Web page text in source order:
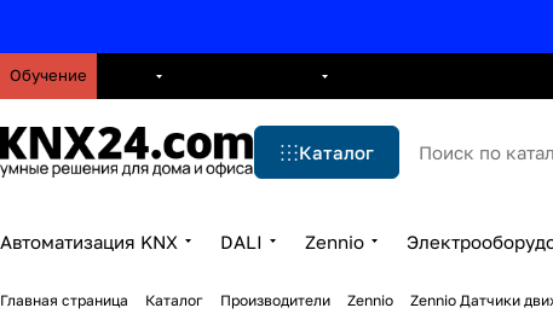
Обучение
Каталог
Автоматизация KNX DALI Zennio
Главная страница Каталог Производители Zennio Zennio Датчики